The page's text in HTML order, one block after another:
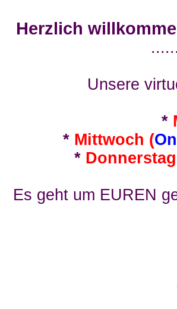
Herzlich
Unsere
*
* Mittwoch (
*
Es geht um EUREN